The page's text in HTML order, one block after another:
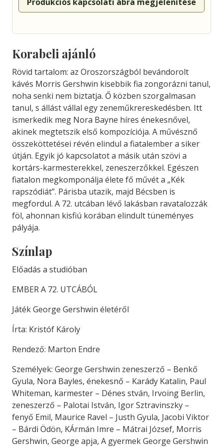
Korabeli ajánló
Rövid tartalom: az Oroszországból bevándorolt
kávés Morris Gershwin kisebbik fia zongorázni tanul,
noha senki nem biztatja. Ő közben szorgalmasan
tanul, s állást vállal egy zeneműkrereskedésben. Itt
ismerkedik meg Nora Bayne híres énekesnővel,
akinek megtetszik első kompozíciója. A művésznő
összeköttetései révén elindul a fiatalember a siker
útján. Egyik jó kapcsolatot a másik után szövi a
kortárs-karmesterekkel, zeneszerzőkkel. Egészen
fiatalon megkomponálja élete fő művét a „Kék
rapszódiát”. Párisba utazik, majd Bécsben is
megfordul. A 72. utcában lévő lakásban ravatalozzák
föl, ahonnan kisfiú korában elindult tüneményes
pályája.
Színlap
Előadás a studióban
EMBER A 72. UTCÁBÓL
Játék George Gershwin életéről
Írta: Kristóf Károly
Rendező: Marton Endre
Személyek: George Gershwin zeneszerző – Benkő
Gyula, Nora Bayles, énekesnő – Karády Katalin, Paul
Whiteman, karmester – Dénes stván, Irvoing Berlin,
zeneszerző – Palotai István, Igor Sztravinszky –
fenyő Emil, Maurice Ravel – Justh Gyula, Jacobi Viktor
– Bárdi Ödön, KÁrmán Imre – Mátrai József, Morris
Gershwin, George apja, A gyermek George Gershwin